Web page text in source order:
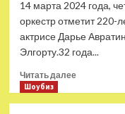
14 марта 2024 года,
оркестр отметит 220-
актрисе Дарье
Элгорту.32 года...
Читать далееПрочитать
Шоубиз